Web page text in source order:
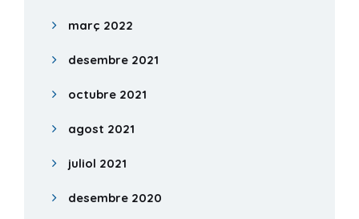
març 2022
desembre 2021
octubre 2021
agost 2021
juliol 2021
desembre 2020